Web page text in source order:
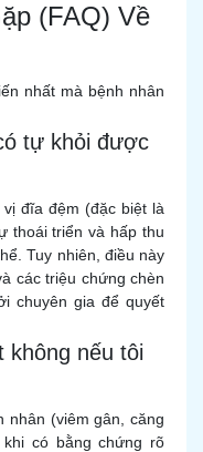
(FAQ) Về
nhất mà bệnh nhân
tự khỏi được
đĩa đệm (đặc biệt là
thoái triển và hấp thu
Tuy nhiên, điều này
các triệu chứng chèn
chuyên gia để quyết
không nếu tôi
nhân (viêm gân, căng
có bằng chứng rõ